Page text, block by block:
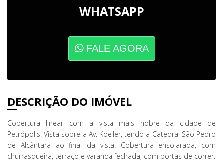
WHATSAPP
FALE AGORA
DESCRIÇÃO DO IMÓVEL
Cobertura linear com a vista mais nobre da cidade de
Petrópolis. Vista sobre a Av. Koeller, tendo a Catedral São Pedro
de Alcântara ao final da vista. Cobertura ensolarada, com
churrasqueira, terraço e varanda fechada, com portas de correr.